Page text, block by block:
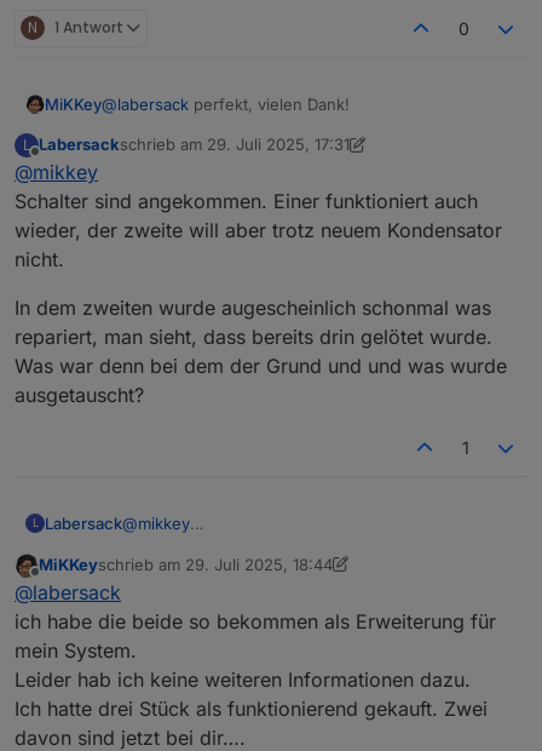
Kann ich dir diese 4 schicken zur Inspektion bzw
Ich könnte sogar die Kondensatoren beisteuern, falls
Viele Grüße
norfer
N 1 Antwort 0
MiKKey@labersack perfekt, vielen Dank!
L
Offline
Labersackschrieb am 29. Juli 2025, 17:31
zuletzt editiert von Labersack
@mikkey
Schalter sind angekommen. Einer funktioniert auch
wieder, der zweite will aber trotz neuem Kondensator
nicht.
In dem zweiten wurde augescheinlich schonmal was
repariert, man sieht, dass bereits drin gelötet wurde.
Was war denn bei dem der Grund und und was wurde
ausgetauscht?
1
L Labersack@mikkey
wieder, der zweite will aber trotz neuem
In dem zweiten wurde augescheinlich schonmal
wurde.
Was war denn bei dem der Grund und und was
wurde ausgetauscht?
Offline
MiKKeyschrieb am 29. Juli 2025, 18:44
zuletzt editiert von MiKKey
@labersack
ich habe die beide so bekommen als Erweiterung für
mein System.
Leider hab ich keine weiteren Informationen dazu.
Ich hatte drei Stück als funktionierend gekauft. Zwei
davon sind jetzt bei dir….